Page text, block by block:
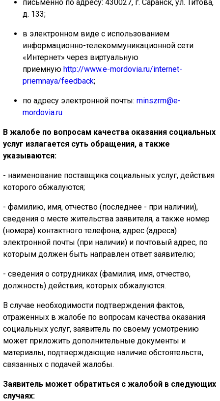
письменно по адресу: 430027, г. Саранск, ул. Титова,
д. 133;
в электронном виде с использованием
информационно-телекоммуникационной сети
«Интернет» через виртуальную
приемную http://www.e-mordovia.ru/internet-
priemnaya/feedback;
по адресу электронной почты: minszrm@e-
mordovia.ru
В жалобе по вопросам качества оказания социальных
услуг излагается суть обращения, а также
указываются:
- наименование поставщика социальных услуг, действия
которого обжалуются;
- фамилию, имя, отчество (последнее - при наличии),
сведения о месте жительства заявителя, а также номер
(номера) контактного телефона, адрес (адреса)
электронной почты (при наличии) и почтовый адрес, по
которым должен быть направлен ответ заявителю;
- сведения о сотрудниках (фамилия, имя, отчество,
должность) действия, которых обжалуются.
В случае необходимости подтверждения фактов,
отраженных в жалобе по вопросам качества оказания
социальных услуг, заявитель по своему усмотрению
может приложить дополнительные документы и
материалы, подтверждающие наличие обстоятельств,
связанных с подачей жалобы.
Заявитель может обратиться с жалобой в следующих
случаях: